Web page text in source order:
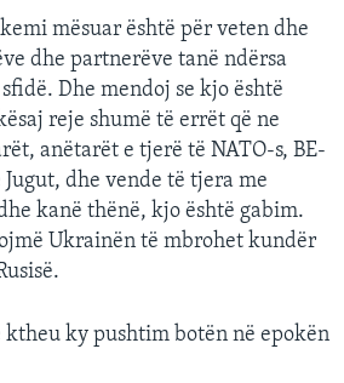
mësuar është për veten dhe
dhe partnerëve tanë ndërsa
Dhe mendoj se kjo është
reje shumë të errët që ne
anëtarët e tjerë të NATO-s, BE-
dhe vende të tjera me
kanë thënë, kjo është gabim.
Ukrainën të mbrohet kundër
ktheu ky pushtim botën në epokën